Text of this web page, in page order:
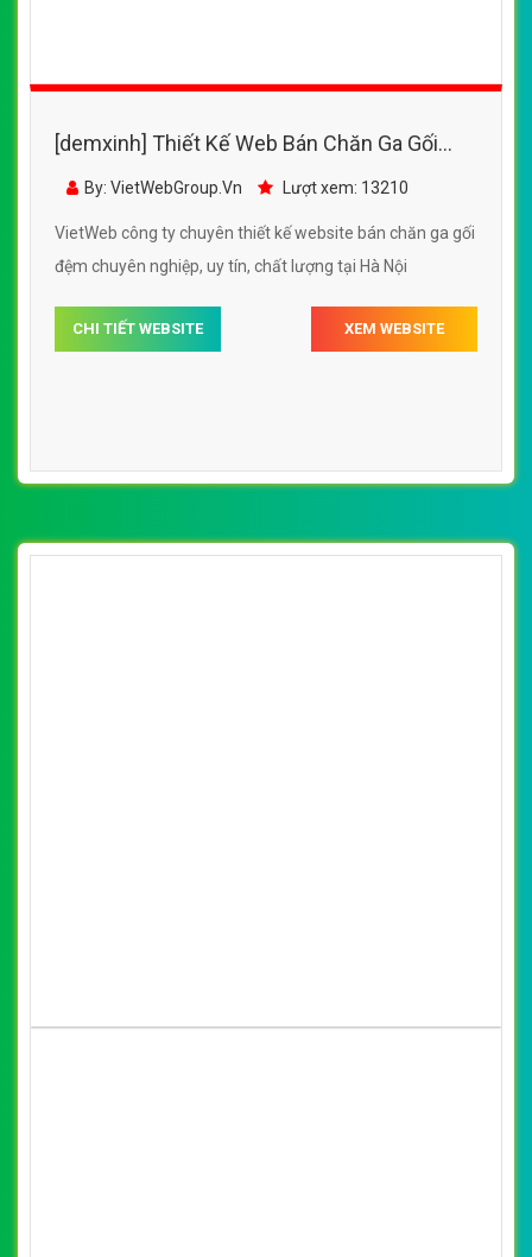
[demxinh] Thiết Kế Web Bán Chăn Ga Gối
Đệm Sông Hồng đẹp SEO tốt
By: VietWebGroup.Vn Lượt xem: 13210
VietWeb công ty chuyên thiết kế website bán chăn ga gối
đệm chuyên nghiệp, uy tín, chất lượng tại Hà Nội
CHI TIẾT WEBSITE XEM WEBSITE